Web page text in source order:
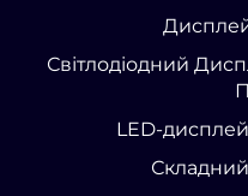
Світлодіодний
LED-